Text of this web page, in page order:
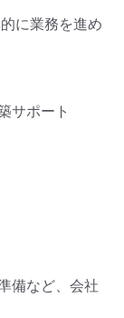
に業務を進め
サポート
備など、会社